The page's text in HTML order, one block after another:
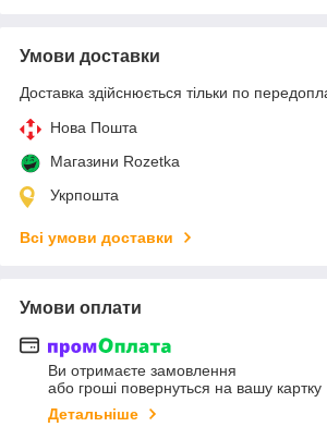
Умови доставки
Доставка здійснюється тільки по
Нова Пошта
Магазини Rozetka
Укрпошта
Всі умови доставки
Умови оплати
Ви отримаєте замовлення
або гроші повернуться на вашу картку
Детальніше